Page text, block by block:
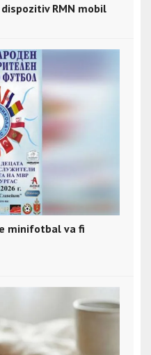
RMN mobil
minifotbal va fi